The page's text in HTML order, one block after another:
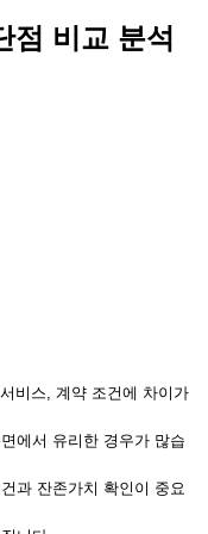
점 비교 분석
비스, 계약 조건에 차이가
에서 유리한 경우가 많습
과 잔존가치 확인이 중요